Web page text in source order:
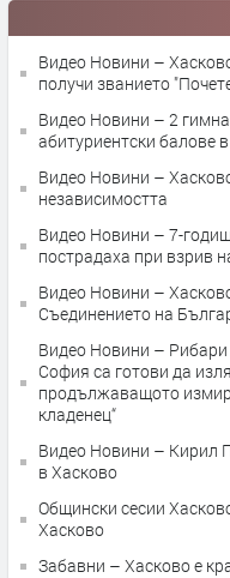
Видео Новини –
получи званието
Видео Новини – 2
абитуриентски балове
Видео Новини –
независимостта
Видео Новини – 7-
пострадаха при взрив
Видео Новини –
Съединението на
Видео Новини –
София са готови да
продължаващото измиране
кладенец“
Видео Новини – Кирил
в Хасково
Общински сесии
Хасково
Забавни – Хасково е